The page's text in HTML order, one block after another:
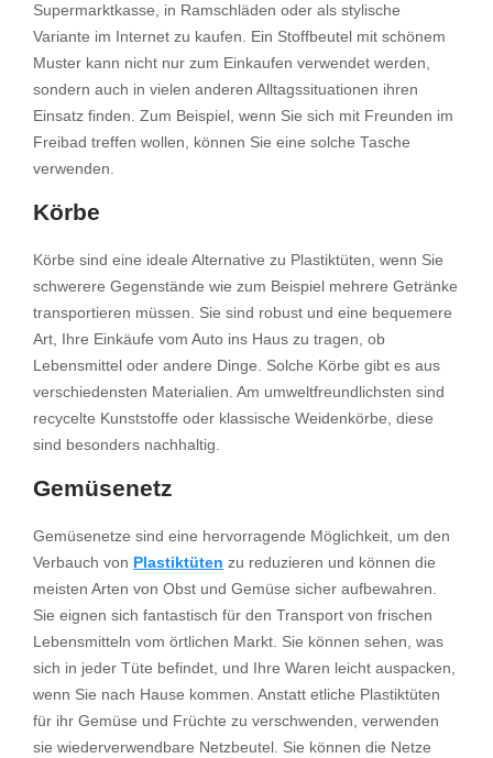
Supermarktkasse, in Ramschläden oder als stylische
Variante im Internet zu kaufen. Ein Stoffbeutel mit schönem
Muster kann nicht nur zum Einkaufen verwendet werden,
sondern auch in vielen anderen Alltagssituationen ihren
Einsatz finden. Zum Beispiel, wenn Sie sich mit Freunden im
Freibad treffen wollen, können Sie eine solche Tasche
verwenden.
Körbe
Körbe sind eine ideale Alternative zu Plastiktüten, wenn Sie
schwerere Gegenstände wie zum Beispiel mehrere Getränke
transportieren müssen. Sie sind robust und eine bequemere
Art, Ihre Einkäufe vom Auto ins Haus zu tragen, ob
Lebensmittel oder andere Dinge. Solche Körbe gibt es aus
verschiedensten Materialien. Am umweltfreundlichsten sind
recycelte Kunststoffe oder klassische Weidenkörbe, diese
sind besonders nachhaltig.
Gemüsenetz
Gemüsenetze sind eine hervorragende Möglichkeit, um den
Verbauch von Plastiktüten zu reduzieren und können die
meisten Arten von Obst und Gemüse sicher aufbewahren.
Sie eignen sich fantastisch für den Transport von frischen
Lebensmitteln vom örtlichen Markt. Sie können sehen, was
sich in jeder Tüte befindet, und Ihre Waren leicht auspacken,
wenn Sie nach Hause kommen. Anstatt etliche Plastiktüten
für ihr Gemüse und Früchte zu verschwenden, verwenden
sie wiederverwendbare Netzbeutel. Sie können die Netze